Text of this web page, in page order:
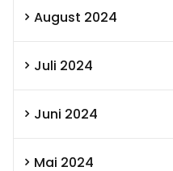
August 2024
Juli 2024
Juni 2024
Mai 2024